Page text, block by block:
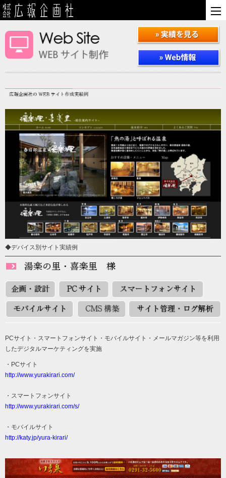
◆デバイス別サイト実績例
PCサイト・スマートフォンサイト・モバイルサイト・メールマガジン等を利用
したデジタルマーケティングを実施
・PCサイト
http://www.yurakirari.com/
・スマートフォンサイト
http://www.yurakirari.com/s/
・モバイルサイト
http://katy.jp/yura-kirari/